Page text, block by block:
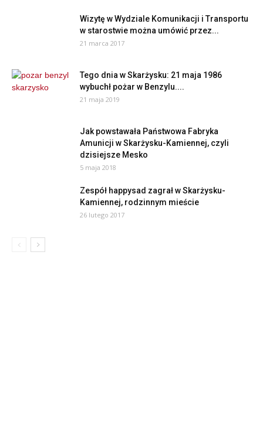
Wizytę w Wydziale Komunikacji i Transportu
w starostwie można umówić przez...
21 marca 2017
Tego dnia w Skarżysku: 21 maja 1986
wybuchł pożar w Benzylu....
21 maja 2019
Jak powstawała Państwowa Fabryka
Amunicji w Skarżysku-Kamiennej, czyli
dzisiejsze Mesko
5 maja 2018
Zespół happysad zagrał w Skarżysku-
Kamiennej, rodzinnym mieście
26 lutego 2017